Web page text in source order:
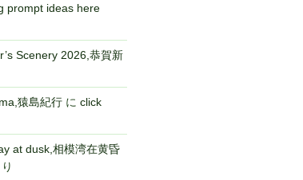
prompt ideas here
Scenery 2026,恭賀新
猿島紀行に click
at dusk,相模湾在黄昏